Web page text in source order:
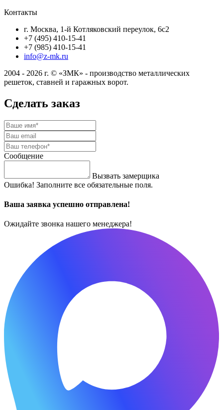
Контакты
г. Москва, 1-й Котляковский переулок, 6с2
+7 (495) 410-15-41
+7 (985) 410-15-41
info@z-mk.ru
2004 - 2026 г. © «ЗМК» - производство металлических
решеток, ставней и гаражных ворот.
Сделать заказ
Сообщение
Вызвать замерщика
Ошибка! Заполните все обязательные поля.
Ваша заявка успешно отправлена!
Ожидайте звонка нашего менеджера!